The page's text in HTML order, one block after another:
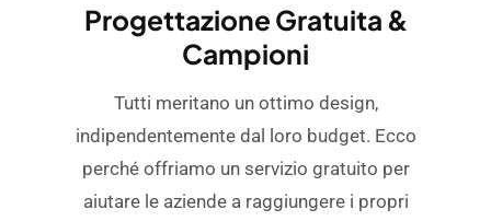
Progettazione Gratuita &
Campioni
Tutti meritano un ottimo design,
indipendentemente dal loro budget. Ecco
perché offriamo un servizio gratuito per
aiutare le aziende a raggiungere i propri